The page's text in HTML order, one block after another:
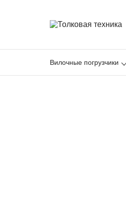
Вилочные погрузчики